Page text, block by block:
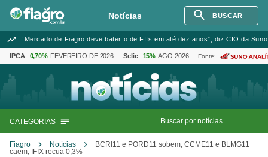
Notícias BUSCAR
“Mercado de Fiagro deve bater o de FIIs em até dez anos”, diz CIO da
IPCA 0,70% FEVEREIRO DE 2026 Selic 15% AGO 2026 Fonte:
CATEGORIAS
Fiagro Notícias
BCRI11 e PORD11 sobem, CCME11 e BLMG11
caem; IFIX recua 0,3%